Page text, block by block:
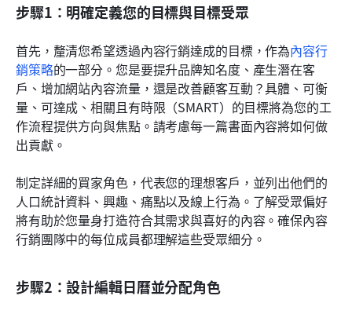
步驟1：明確定義您的目標與目標受眾
首先，釐清您希望透過內容行銷達成的目標，作為內容行
銷策略的一部分。您是要提升品牌知名度、產生潛在客
戶、增加網站內容流量，還是改善顧客互動？具體、可衡
量、可達成、相關且有時限（SMART）的目標將為您的工
作流程提供方向與焦點。請考慮每一篇書面內容將如何做
出貢獻。
制定詳細的買家角色，代表您的理想客戶，並列出他們的
人口統計資料、興趣、痛點以及線上行為。了解受眾偏好
將有助於您量身打造符合其需求與喜好的內容。確保內容
行銷團隊中的每位成員都理解這些受眾細分。
步驟2：設計編輯日曆並分配角色